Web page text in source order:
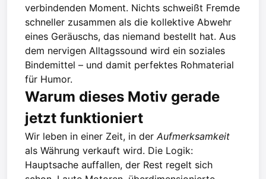
verbindenden Moment. Nichts schweißt Fremde
schneller zusammen als die kollektive Abwehr
eines Geräuschs, das niemand bestellt hat. Aus
dem nervigen Alltagssound wird ein soziales
Bindemittel – und damit perfektes Rohmaterial
für Humor.
Warum dieses Motiv gerade
jetzt funktioniert
Wir leben in einer Zeit, in der Aufmerksamkeit
als Währung verkauft wird. Die Logik:
Hauptsache auffallen, der Rest regelt sich